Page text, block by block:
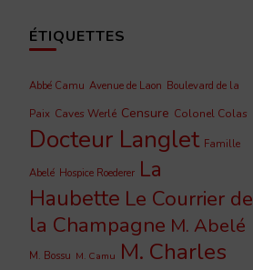
ÉTIQUETTES
Abbé Camu Avenue de Laon Boulevard de la
Paix Caves Werlé Censure Colonel Colas
Docteur Langlet Famille
Abelé Hospice Roederer La
Haubette Le Courrier de
la Champagne M. Abelé
M. Bossu M. Camu M. Charles